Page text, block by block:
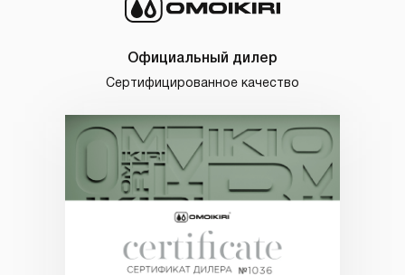
Официальный дилер
Сертифицированное качество